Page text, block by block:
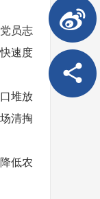
员志
速度
堆放
清掏
低农